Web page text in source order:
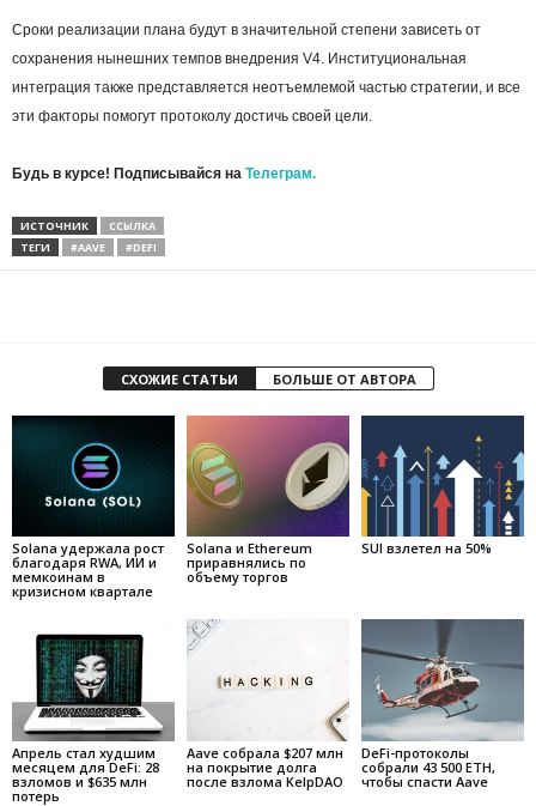
Сроки реализации плана будут в значительной степени зависеть от
сохранения нынешних темпов внедрения V4. Институциональная
интеграция также представляется неотъемлемой частью стратегии, и все
эти факторы помогут протоколу достичь своей цели.
Будь в курсе! Подписывайся на Телеграм.
ИСТОЧНИК
ССЫЛКА
ТЕГИ
#AAVE #DEFI
СХОЖИЕ СТАТЬИ БОЛЬШЕ ОТ АВТОРА
Solana удержала рост
благодаря RWA, ИИ и
мемкоинам в
кризисном квартале
Solana и Ethereum
приравнялись по
объему торгов
SUI взлетел на 50%
Апрель стал худшим
месяцем для DeFi: 28
взломов и $635 млн
потерь
Aave собрала $207 млн
на покрытие долга
после взлома KelpDAO
DeFi-протоколы
собрали 43 500 ETH,
чтобы спасти Aave